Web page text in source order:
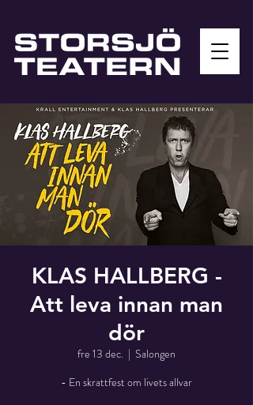
KLAS HALLBERG -
Att leva innan man
dör
fre 13 dec.
  |
Salongen
- En skrattfest om livets allvar